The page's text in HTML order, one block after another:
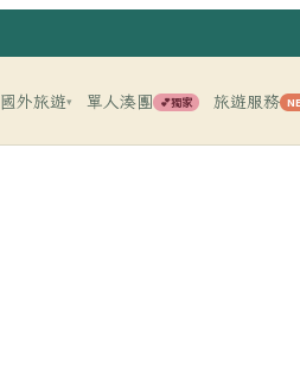
國外旅遊▾ 單人湊團 💕獨家 旅遊服務